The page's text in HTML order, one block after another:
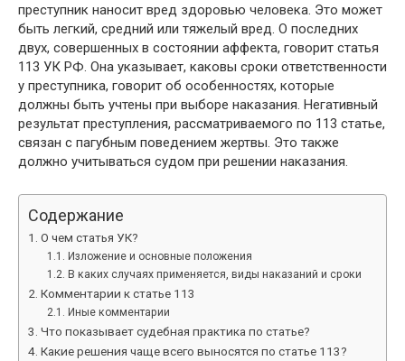
преступник наносит вред здоровью человека. Это может
быть легкий, средний или тяжелый вред. О последних
двух, совершенных в состоянии аффекта, говорит статья
113 УК РФ. Она указывает, каковы сроки ответственности
у преступника, говорит об особенностях, которые
должны быть учтены при выборе наказания. Негативный
результат преступления, рассматриваемого по 113 статье,
связан с пагубным поведением жертвы. Это также
должно учитываться судом при решении наказания.
Содержание
О чем статья УК?
Изложение и основные положения
В каких случаях применяется, виды наказаний и сроки
Комментарии к статье 113
Иные комментарии
Что показывает судебная практика по статье?
Какие решения чаще всего выносятся по статье 113?